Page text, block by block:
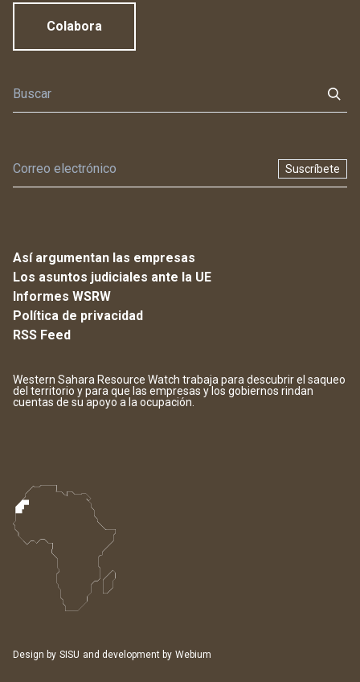
Colabora
Suscríbete
Así argumentan las empresas
Los asuntos judiciales ante la UE
Informes WSRW
Política de privacidad
RSS Feed
Western Sahara Resource Watch trabaja para descubrir el saqueo
del territorio y para que las empresas y los gobiernos rindan
cuentas de su apoyo a la ocupación.
Design by SISU and development by Webium